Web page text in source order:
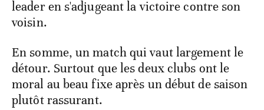
leader en s'adjugeant la victoire contre son
voisin.
En somme, un match qui vaut largement le
détour. Surtout que les deux clubs ont le
moral au beau fixe après un début de saison
plutôt rassurant.